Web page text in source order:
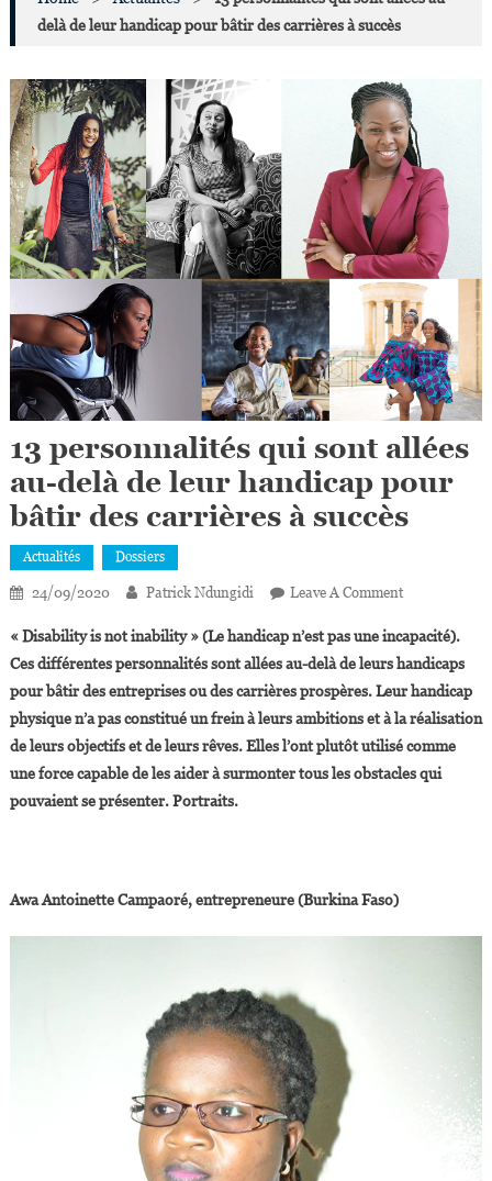
delà de leur handicap pour bâtir des carrières à succès
13 personnalités qui sont allées
au-delà de leur handicap pour
bâtir des carrières à succès
Actualités Dossiers
24/09/2020 Patrick Ndungidi Leave A CommentOn
Personnalités
Qui
Sont
Allées
Au-
Delà
« Disability is not inability » (Le handicap n’est pas une incapacité).
Ces différentes personnalités sont allées au-delà de leurs handicaps
pour bâtir des entreprises ou des carrières prospères. Leur handicap
physique n’a pas constitué un frein à leurs ambitions et à la réalisation
de leurs objectifs et de leurs rêves. Elles l’ont plutôt utilisé comme
une force capable de les aider à surmonter tous les obstacles qui
pouvaient se présenter. Portraits.
Awa Antoinette Campaoré, entrepreneure (Burkina Faso)